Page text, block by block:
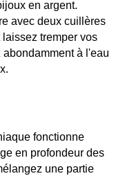
en argent.
avec deux cuillères
tremper vos
à l'eau
fonctionne
en profondeur des
une partie